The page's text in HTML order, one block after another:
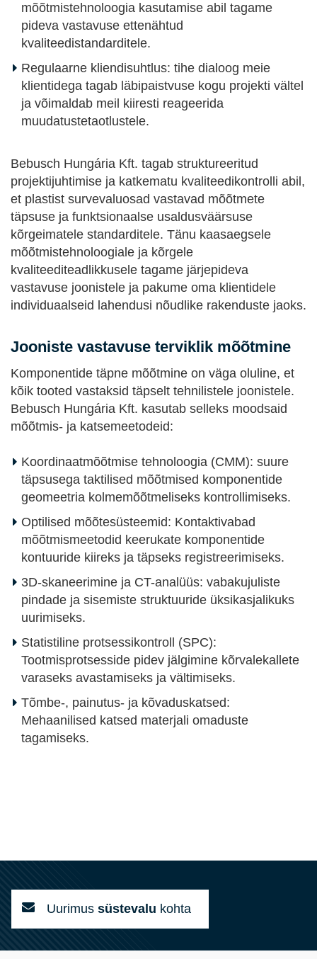
mõõtmistehnoloogia kasutamise abil tagame
pideva vastavuse ettenähtud
kvaliteedistandarditele.
Regulaarne kliendisuhtlus: tihe dialoog meie
klientidega tagab läbipaistvuse kogu projekti vältel
ja võimaldab meil kiiresti reageerida
muudatustetaotlustele.
Bebusch Hungária Kft. tagab struktureeritud
projektijuhtimise ja katkematu kvaliteedikontrolli abil,
et plastist survevaluosad vastavad mõõtmete
täpsuse ja funktsionaalse usaldusväärsuse
kõrgeimatele standarditele. Tänu kaasaegsele
mõõtmistehnoloogiale ja kõrgele
kvaliteediteadlikkusele tagame järjepideva
vastavuse joonistele ja pakume oma klientidele
individuaalseid lahendusi nõudlike rakenduste jaoks.
Jooniste vastavuse terviklik mõõtmine
Komponentide täpne mõõtmine on väga oluline, et
kõik tooted vastaksid täpselt tehnilistele joonistele.
Bebusch Hungária Kft. kasutab selleks moodsaid
mõõtmis- ja katsemeetodeid:
Koordinaatmõõtmise tehnoloogia (CMM): suure
täpsusega taktilised mõõtmised komponentide
geomeetria kolmemõõtmeliseks kontrollimiseks.
Optilised mõõtesüsteemid: Kontaktivabad
mõõtmismeetodid keerukate komponentide
kontuuride kiireks ja täpseks registreerimiseks.
3D-skaneerimine ja CT-analüüs: vabakujuliste
pindade ja sisemiste struktuuride üksikasjalikuks
uurimiseks.
Statistiline protsessikontroll (SPC):
Tootmisprotsesside pidev jälgimine kõrvalekallete
varaseks avastamiseks ja vältimiseks.
Tõmbe-, painutus- ja kõvaduskatsed:
Mehaanilised katsed materjali omaduste
tagamiseks.
Uurimus süstevalu kohta